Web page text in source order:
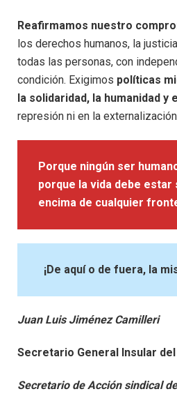
Reafirmamos nuestro
los derechos humanos, la
todas las personas, con
condición. Exigimos políticas
la solidaridad, la humanidad y
represión ni en la
Porque ningún ser
porque la vida debe estar
encima de cualquier
¡De aquí o de fuera, la
Juan Luis Jiménez Camilleri
Secretario General Insular
Secretario de Acción sindical